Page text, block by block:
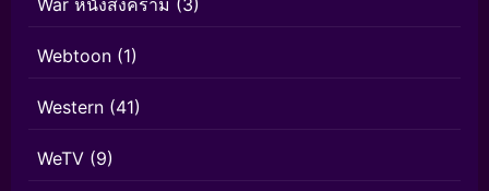
Webtoon (1)
Western (41)
WeTV (9)